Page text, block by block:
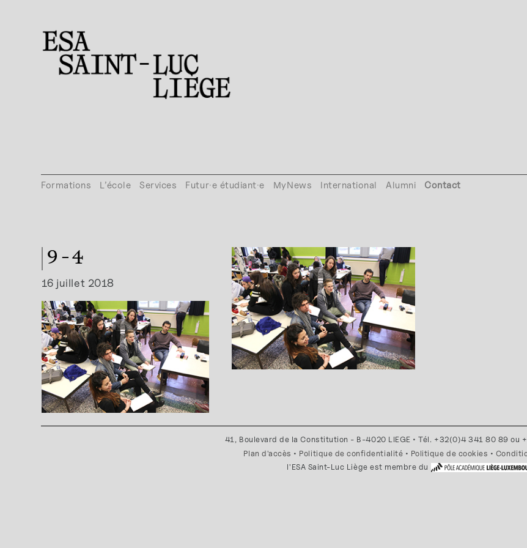
Formations L’école Services Futur·e étudiant·e MyNews International Alumni Contact
9-4
16 juillet 2018
41, Boulevard de la Constitution - B-4020 LIEGE • Tél. +32(0)4 341 80 89 ou
Plan d'accès • Politique de confidentialité • Politique de cookies •
l'ESA Saint-Luc Liège est membre du